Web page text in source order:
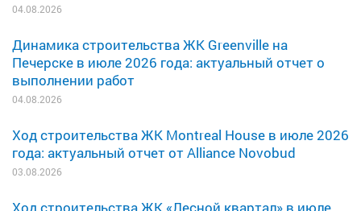
04.08.2026
Динамика строительства ЖК Greenville на
Печерске в июле 2026 года: актуальный отчет о
выполнении работ
04.08.2026
Ход строительства ЖК Montreal House в июле 2026
года: актуальный отчет от Alliance Novobud
03.08.2026
Ход строительства ЖК «Лесной квартал» в июле